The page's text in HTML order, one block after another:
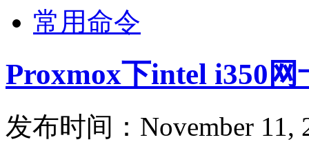
常用命令
Proxmox下intel i350
发布时间：November